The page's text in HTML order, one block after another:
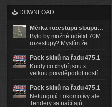
DOWNLOAD
Měrka rozestupů sloupů…
Bylo by možné udělat 70M
rozestupy? Myslím že…
Pack skinů na řadu 475.1
Kuidy co chybí jsou s
velkou pravděpodobností…
Pack skinů na řadu 475.1
Nefungujú Lokomotívy ale
Tendery sa načítajú,…